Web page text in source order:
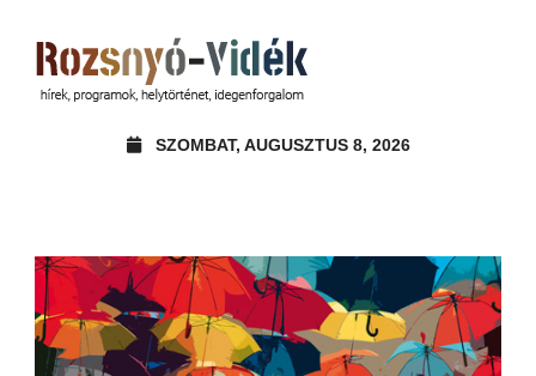
SZOMBAT, AUGUSZTUS 8, 2026